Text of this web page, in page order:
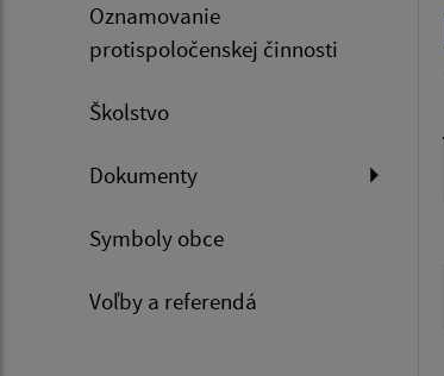
Oznamovanie
protispoločenskej činnosti
Školstvo
Dokumenty
Symboly obce
Voľby a referendá